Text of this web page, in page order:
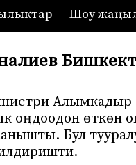
Шоу
оңдоодон өткөн
Бул